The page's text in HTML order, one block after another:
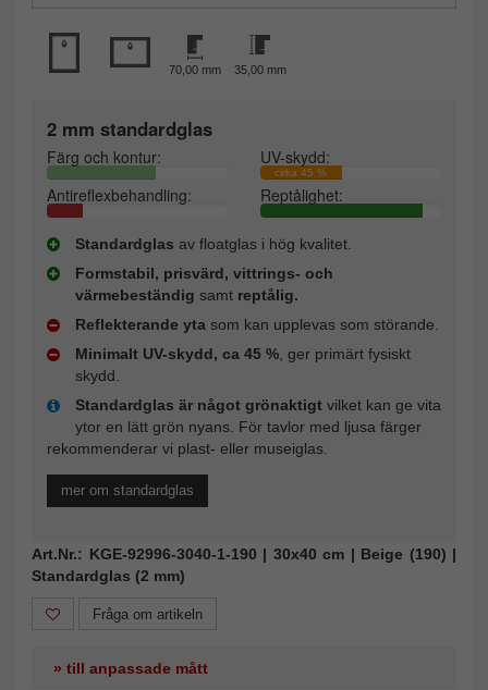
70,00 mm 35,00 mm
2 mm standardglas
Färg och kontur: UV-skydd:
cirka 45 %
Antireflexbehandling: Reptålighet:
Standardglas av floatglas i hög kvalitet.
Formstabil, prisvärd, vittrings- och
värmebeständig samt reptålig.
Reflekterande yta som kan upplevas som störande.
Minimalt UV-skydd, ca 45 % , ger primärt fysiskt
skydd.
Standardglas är något grönaktigt vilket kan ge vita
ytor en lätt grön nyans. För tavlor med ljusa färger
rekommenderar vi plast- eller museiglas.
mer om standardglas
Art.Nr.: KGE-92996-3040-1-190 | 30x40 cm | Beige (190) |
Standardglas (2 mm)
Fråga om artikeln
» till anpassade mått